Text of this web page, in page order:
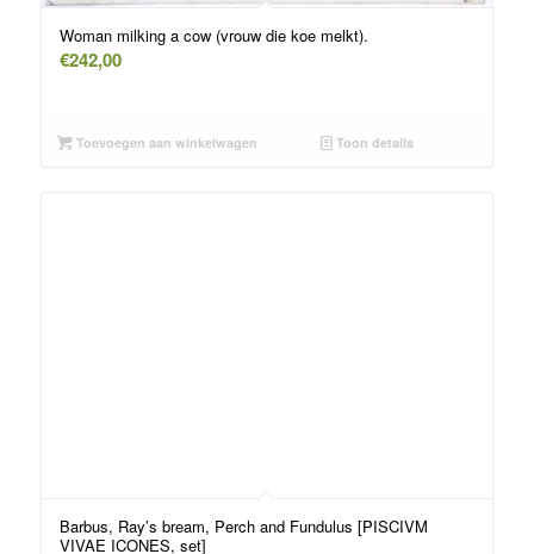
Woman milking a cow (vrouw die koe melkt).
€242,00
Toevoegen aan winkelwagen Toon details
Barbus, Ray’s bream, Perch and Fundulus [PISCIVM
VIVAE ICONES, set]